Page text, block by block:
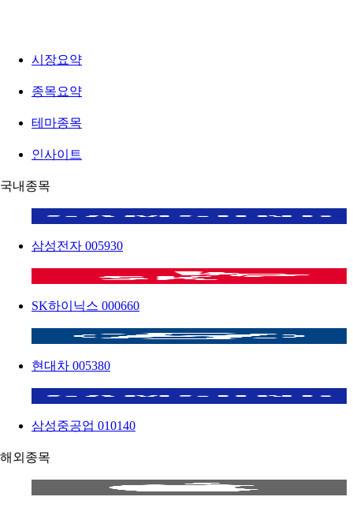
시장요약
종목요약
테마종목
인사이트
국내종목
삼성전자 005930
SK하이닉스 000660
현대차 005380
삼성중공업 010140
해외종목